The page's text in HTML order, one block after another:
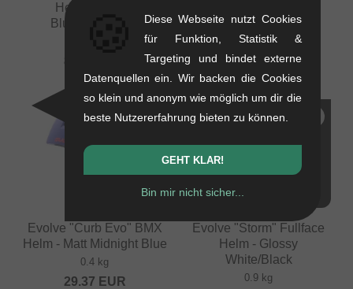
Helm - Glossy
Blue/Red/White
0.9 kg
83.99EUR
Evolve "Curb Evo" BMX
Helm - Matt Midnight Blue
0.4 kg
29.37 EUR
NEU
Evolve "Storm" Fullface
Helm - Glossy
White/Black
0.9 kg
Diese Webseite nutzt Cookies
für Funktion, Statistik &
Targeting und bindet externe
Datenquellen ein. Wir backen die Cookies
so klein und anonym wie möglich um dir die
beste Nutzererfahrung bieten zu können.
GEHT KLAR!
Bin mir nicht sicher...